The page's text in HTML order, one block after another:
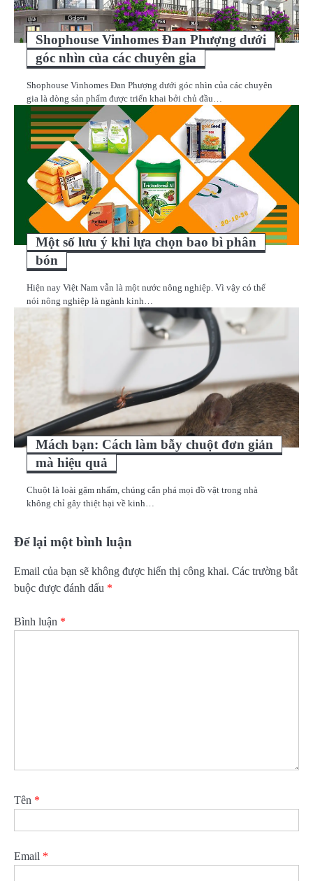
Shophouse Vinhomes Đan Phượng dưới
góc nhìn của các chuyên gia
Shophouse Vinhomes Đan Phượng dưới góc nhìn của các chuyên
gia là dòng sản phẩm được triển khai bởi chủ đầu…
Một số lưu ý khi lựa chọn bao bì phân
bón
Hiện nay Việt Nam vẫn là một nước nông nghiệp. Vì vậy có thể
nói nông nghiệp là ngành kinh…
Mách bạn: Cách làm bẫy chuột đơn giản
mà hiệu quả
Chuột là loài gặm nhấm, chúng cắn phá mọi đồ vật trong nhà
không chỉ gây thiệt hại về kinh…
Để lại một bình luận
Email của bạn sẽ không được hiển thị công khai. Các trường bắt
buộc được đánh dấu *
Bình luận *
Tên *
Email *